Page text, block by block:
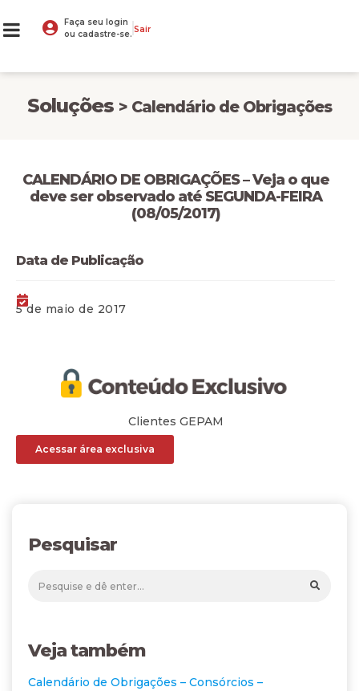
Faça seu login
ou cadastre-se. Sair
Soluções > Calendário de Obrigações
CALENDÁRIO DE OBRIGAÇÕES – Veja o que
deve ser observado até SEGUNDA-FEIRA
(08/05/2017)
Data de Publicação
5 de maio de 2017
Clientes GEPAM
Acessar área exclusiva
Pesquisar
Veja também
Calendário de Obrigações – Consórcios –